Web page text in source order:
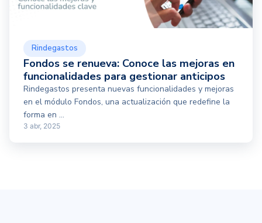
Rindegastos
Fondos se renueva: Conoce las mejoras en
funcionalidades para gestionar anticipos
Rindegastos presenta nuevas funcionalidades y mejoras
en el módulo Fondos, una actualización que redefine la
forma en ...
3 abr, 2025